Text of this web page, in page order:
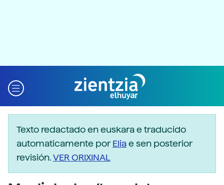
Texto redactado en euskara e traducido
automaticamente porEliae sen posterior
revisión.VER ORIXINAL